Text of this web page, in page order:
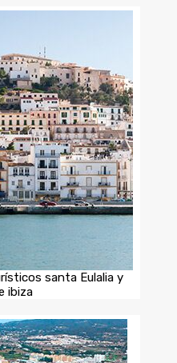
santa Eulalia y
ibiza